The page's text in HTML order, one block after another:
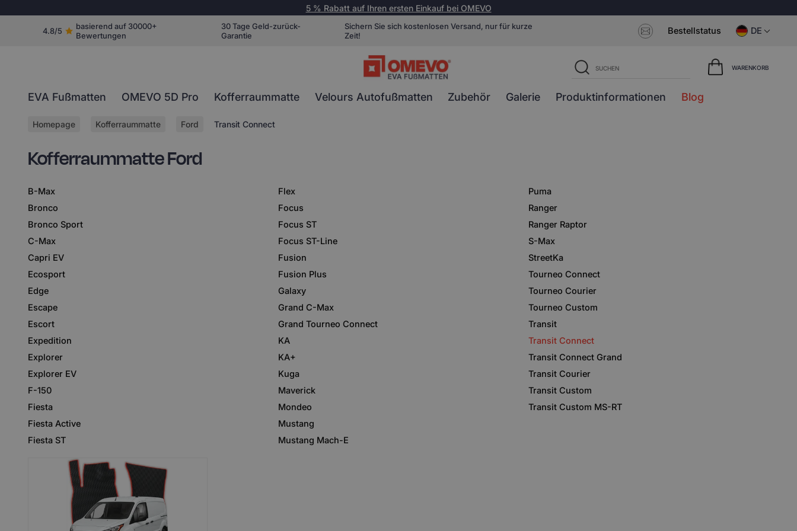
5 % Rabatt auf Ihren ersten Einkauf bei OMEVO
4.8/5
basierend auf 30000+
Bewertungen
30 Tage Geld-zurück-
Garantie
Sichern Sie sich kostenlosen Versand, nur für kurze
Zeit!
Bestellstatus DE
WARENKORB
EVA Fußmatten OMEVO 5D Pro Kofferraummatte Velours Autofußmatten Zubehör Galerie Produktinformationen Blog
Homepage Kofferraummatte Ford Transit Connect
Kofferraummatte Ford
B-Max
Bronco
Bronco Sport
C-Max
Capri EV
Ecosport
Edge
Escape
Escort
Expedition
Explorer
Explorer EV
F-150
Fiesta
Fiesta Active
Fiesta ST
Flex
Focus
Focus ST
Focus ST-Line
Fusion
Fusion Plus
Galaxy
Grand C-Max
Grand Tourneo Connect
KA
KA+
Kuga
Maverick
Mondeo
Mustang
Mustang Mach-E
Puma
Ranger
Ranger Raptor
S-Max
StreetKa
Tourneo Connect
Tourneo Courier
Tourneo Custom
Transit
Transit Connect
Transit Connect Grand
Transit Courier
Transit Custom
Transit Custom MS-RT